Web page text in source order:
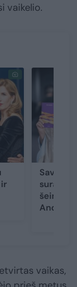
vaikelio.
šeimos
Andrius
vaikas,